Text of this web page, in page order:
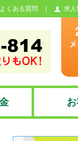
よくある質問 求人